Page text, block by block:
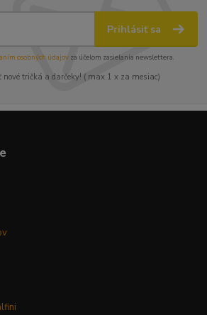
Prihlásiť sa
osobných údajov za účelom zasielania newslettera.
nové tričká a darčeky! ( max.1 x za mesiac)